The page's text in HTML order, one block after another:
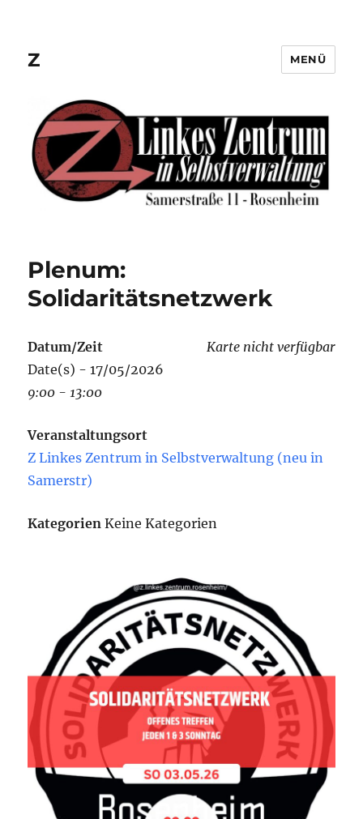
Z MENÜ
Plenum:
Solidaritätsnetzwerk
Karte nicht verfügbar
Datum/Zeit
Date(s) - 17/05/2026
9:00 - 13:00
Veranstaltungsort
Z Linkes Zentrum in Selbstverwaltung (neu in
Samerstr)
Kategorien Keine Kategorien